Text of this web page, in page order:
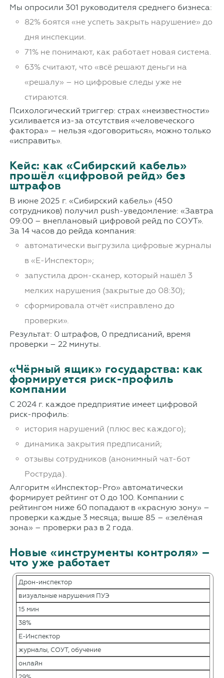
Мы опросили 301 руководителя среднего бизнеса:
82% боятся «не успеть закрыть нарушение» до
дня инспекции.
71% не понимают, как работает новая система.
63% считают, что «всё решают деньги на
«решалу» – но цифровые следы уже не
стираются.
Психологический триггер: страх «неизвестности»
усиливается из-за отсутствия «человеческого
фактора» – нельзя «договориться», можно только
«исправить».
Кейс: как «Сибирский кабель»
прошёл «цифровой рейд» без
штрафов
В июне 2025 г. «Сибирский кабель» (450
сотрудников) получил push-уведомление: «Завтра
09:00 – внеплановый цифровой рейд по СОУТ».
За 14 часов до рейда компания:
автоматически выгрузила цифровые журналы
в «Е-Инспектор»;
запустила дрон-сканер, который нашёл 3
мелких нарушения (закрытые до 08:30);
сформировала отчёт «исправлено до
проверки».
Результат: 0 штрафов, 0 предписаний, время
проверки – 22 минуты.
«Чёрный ящик» государства: как
формируется риск-профиль
компании
С 2024 г. каждое предприятие имеет цифровой
риск-профиль:
история нарушений (плюс вес каждого);
динамика закрытия предписаний;
отзывы сотрудников (анонимный чат-бот
Роструда).
Алгоритм «Инспектор-Pro» автоматически
формирует рейтинг от 0 до 100. Компании с
рейтингом ниже 60 попадают в «красную зону» –
проверки каждые 3 месяца; выше 85 – «зелёная
зона» – проверки раз в 2 года.
Новые «инструменты контроля» –
что уже работает
Дрон-инспектор
визуальные нарушения ПУЭ
15 мин
38%
Е-Инспектор
журналы, СОУТ, обучение
онлайн